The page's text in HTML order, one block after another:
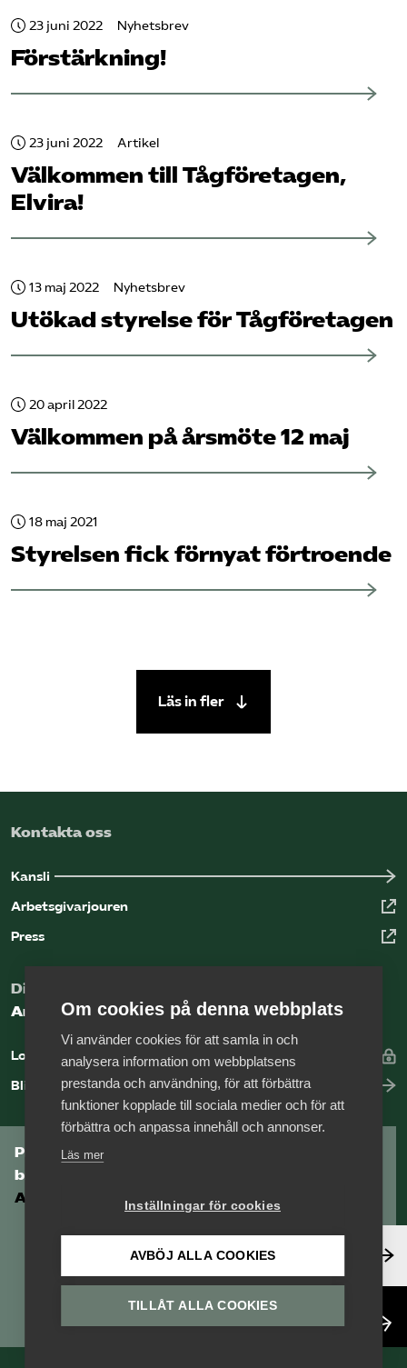
23 juni 2022 Nyhetsbrev
Förstärkning!
23 juni 2022 Artikel
Välkommen till Tåg­företagen,
Elvira!
13 maj 2022 Nyhetsbrev
Utökad styrelse för Tåg­företagen
20 april 2022
Välkommen på årsmöte 12 maj
18 maj 2021
Styrelsen fick förnyat förtroende
Läs in fler
Kontakta oss
Kansli
Arbetsgivarjouren
Press
Digital kunskapsbank för arbetsgivare
Arbetsgivarguiden
Logga in
Bli medlem
Prenumerera på Tågföretagens
branschnyhetsbrev
Aktuell info direkt i din inkorg.
Anmäl dig här
Om cookies på denna webbplats
Vi använder cookies för att samla in och
analysera information om webbplatsens
prestanda och användning, för att förbättra
funktioner kopplade till sociala medier och för att
förbättra och anpassa innehåll och annonser.
Läs mer
Inställningar för cookies
AVBÖJ ALLA COOKIES
TILLÅT ALLA COOKIES